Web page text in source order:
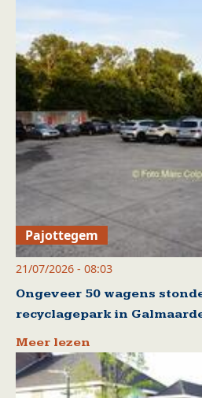
Pajottegem
21/07/2026 - 08:03
Ongeveer 50 wagens
recyclagepark in
Meer lezen